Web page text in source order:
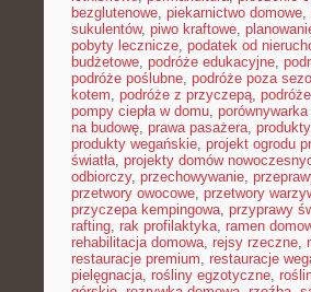
bezglutenowe, piekarnictwo domowe,
sukulentów, piwo kraftowe,
pobyty lecznicze, podatek od
budżetowe, podróże edukacyjne,
podróże poślubne, podróże poza
kotem, podróże z przyczepą,
pompy ciepła w domu, porównywarka
na budowę, prawa pasażera,
produkty wegańskie, projekt ogrodu
światła, projekty domów
odbiorczy, przechowywanie,
przetwory owocowe, przetwory
przyczepa kempingowa, przyprawy
rafting, rak profilaktyka, ramen
rehabilitacja domowa, rejsy rzeczne,
restauracje premium, restauracje
pielęgnacja, rośliny egzotyczne,